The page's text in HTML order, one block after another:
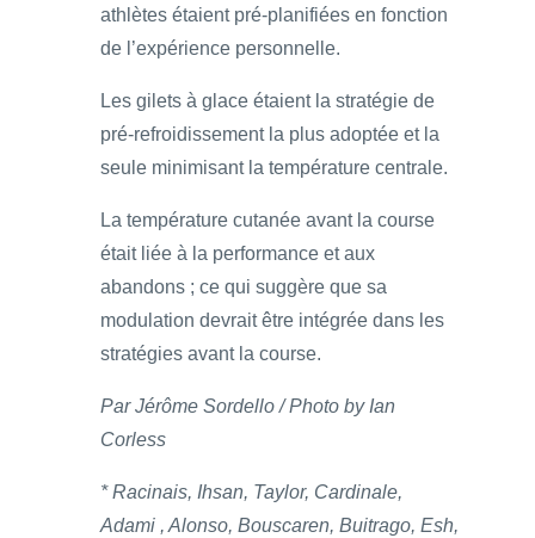
athlètes étaient pré-planifiées en fonction
de l’expérience personnelle.
Les gilets à glace étaient la stratégie de
pré-refroidissement la plus adoptée et la
seule minimisant la température centrale.
La température cutanée avant la course
était liée à la performance et aux
abandons ; ce qui suggère que sa
modulation devrait être intégrée dans les
stratégies avant la course.
Par Jérôme Sordello / Photo by Ian
Corless
* Racinais, Ihsan, Taylor, Cardinale,
Adami , Alonso, Bouscaren, Buitrago, Esh,